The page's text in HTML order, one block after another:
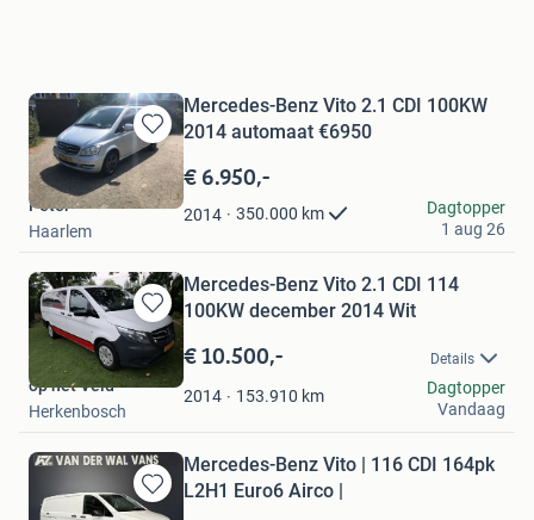
Bewaren
in
Mijn
Favorieten
Mercedes-Benz Vito 2.1 CDI 100KW
2014 automaat €6950
€ 6.950,-
2014 350.000 km
Peter
Haarlem
Dagtopper
1 aug 26
Bewaren
in
Mijn
Favorieten
Mercedes-Benz Vito 2.1 CDI 114
100KW december 2014 Wit
€ 10.500,- Details
2014 153.910 km
op het Veld
Herkenbosch
Dagtopper
Vandaag
Bewaren
Mercedes-Benz Vito | 116 CDI 164pk
L2H1 Euro6 Airco |